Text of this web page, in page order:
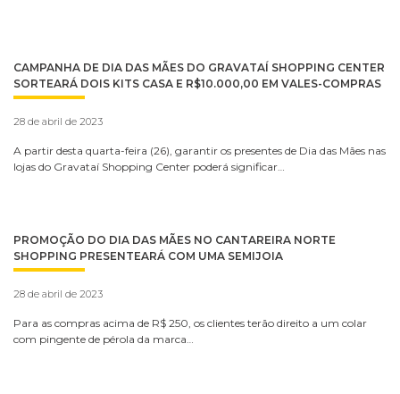
CAMPANHA DE DIA DAS MÃES DO GRAVATAÍ SHOPPING CENTER
SORTEARÁ DOIS KITS CASA E R$10.000,00 EM VALES-COMPRAS
28 de abril de 2023
A partir desta quarta-feira (26), garantir os presentes de Dia das Mães nas
lojas do Gravataí Shopping Center poderá significar…
PROMOÇÃO DO DIA DAS MÃES NO CANTAREIRA NORTE
SHOPPING PRESENTEARÁ COM UMA SEMIJOIA
28 de abril de 2023
Para as compras acima de R$ 250, os clientes terão direito a um colar
com pingente de pérola da marca…